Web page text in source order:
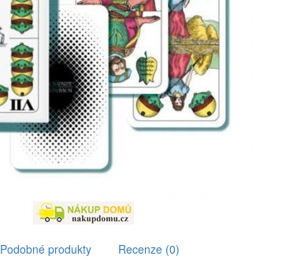
Podobné produkty
Recenze (0)